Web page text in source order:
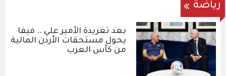
رياضة
بعد تغريدة الأمير علي .. فيفا
يحول مستحقات الأردن المالية
من كأس العرب